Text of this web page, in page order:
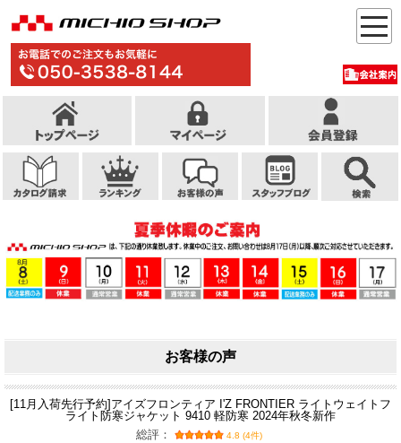
お客様の声
[11月入荷先行予約]アイズフロンティア I'Z FRONTIER ライトウェイトフ
ライト防寒ジャケット 9410 軽防寒 2024年秋冬新作
総評：
4.8 (4件)